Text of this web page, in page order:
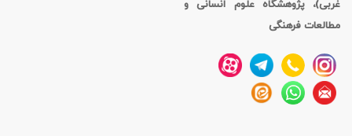
غربی)، پژوهشگاه علوم انسانی و
مطالعات فرهنگی